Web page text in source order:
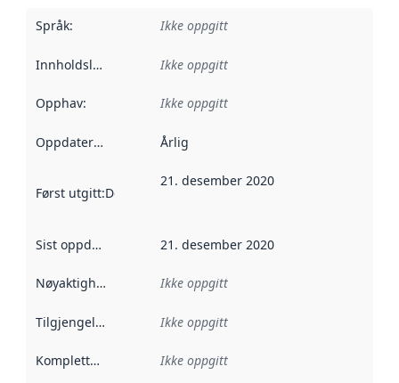
Språk: Ikke oppgitt
Innholdsleverandører :
Ikke oppgitt
Opphav: Ikke oppgitt
Oppdateringsfrekvens :
Årlig
Først utgitt:Denne datoen sier når dataene i dette
21. desember 2020
Sist oppdatert 21. desember 2020
Nøyaktighet Ikke oppgitt
Tilgjengelighet Ikke oppgitt
Kompletthet Ikke oppgitt